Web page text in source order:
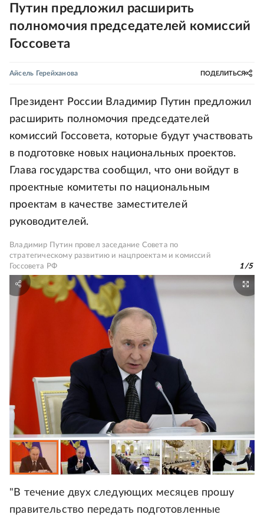
Путин предложил расширить
полномочия председателей комиссий
Госсовета
Айсель Герейханова ПОДЕЛИТЬСЯ
Президент России Владимир Путин предложил
расширить полномочия председателей
комиссий Госсовета, которые будут участвовать
в подготовке новых национальных проектов.
Глава государства сообщил, что они войдут в
проектные комитеты по национальным
проектам в качестве заместителей
руководителей.
Владимир Путин провел заседание Совета по
стратегическому развитию и нацпроектам и комиссий
Госсовета РФ
1/5
"В течение двух следующих месяцев прошу
правительство передать подготовленные